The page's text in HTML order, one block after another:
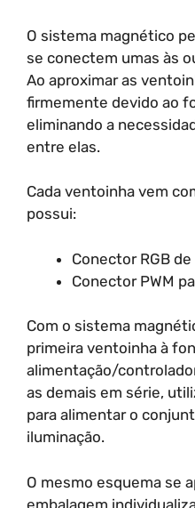
O sistema magnético
se conectem umas às
Ao aproximar as
firmemente devido ao
eliminando a
entre elas.
Cada ventoinha vem
possui:
Conector RGB
Conector PWM
Com o sistema
primeira ventoinha à
alimentação/
as demais em série,
para alimentar o
iluminação.
O mesmo esquema se
embalagem